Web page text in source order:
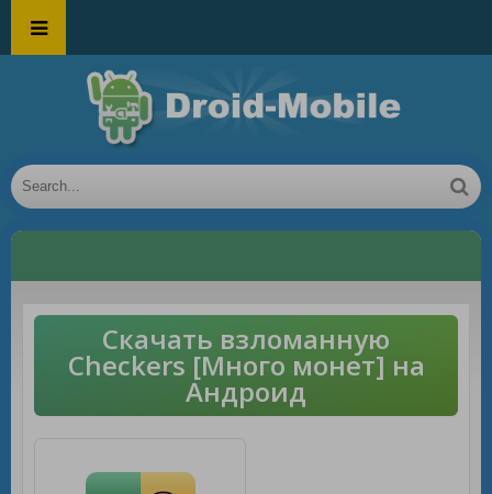
Скачать взломанную
Checkers [Много монет] на
Андроид